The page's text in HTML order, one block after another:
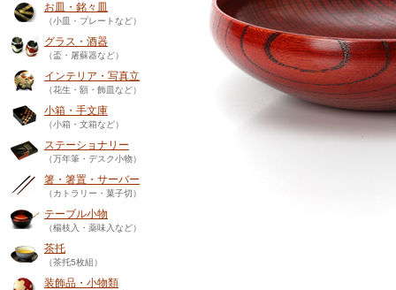
お皿・銘々皿
（小皿・プレートなど）
グラス・酒器
（盃・屠蘇器など）
インテリア・写真立
（花生・額・飾皿など）
小箱・手文庫
（小箱・文箱など）
ステーショナリー
（万年筆・デスク小物）
箸・箸置・サーバー
（カトラリー・菓子切）
テーブル小物
（楊枝入・薬味入など）
茶托
（茶托5枚組）
装飾品・小物類